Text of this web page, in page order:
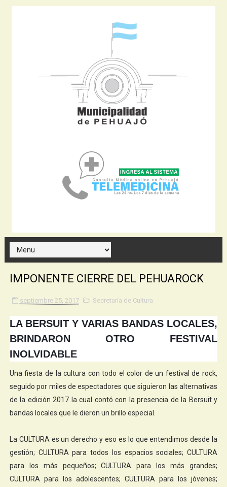
IMPONENTE CIERRE DEL PEHUAROCK
septiembre 25, 2017 Secretaría de Cultura
LA BERSUIT Y VARIAS BANDAS LOCALES,
BRINDARON OTRO FESTIVAL
INOLVIDABLE
Una fiesta de la cultura con todo el color de un festival de rock,
seguido por miles de espectadores que siguieron las alternativas
de la edición 2017 la cual contó con la presencia de la Bersuit y
bandas locales que le dieron un brillo especial.
La CULTURA es un derecho y eso es lo que entendimos desde la
gestión; CULTURA para todos los espacios sociales; CULTURA
para los más pequeños; CULTURA para los más grandes;
CULTURA para los adolescentes; CULTURA para los jóvenes;